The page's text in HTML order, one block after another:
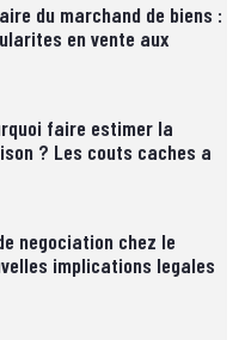
du marchand de biens :
en vente aux
faire estimer la
? Les couts caches a
negociation chez le
implications legales